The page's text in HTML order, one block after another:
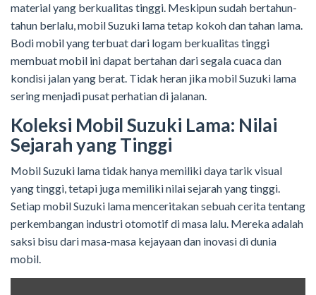
material yang berkualitas tinggi. Meskipun sudah bertahun-
tahun berlalu, mobil Suzuki lama tetap kokoh dan tahan lama.
Bodi mobil yang terbuat dari logam berkualitas tinggi
membuat mobil ini dapat bertahan dari segala cuaca dan
kondisi jalan yang berat. Tidak heran jika mobil Suzuki lama
sering menjadi pusat perhatian di jalanan.
Koleksi Mobil Suzuki Lama: Nilai
Sejarah yang Tinggi
Mobil Suzuki lama tidak hanya memiliki daya tarik visual
yang tinggi, tetapi juga memiliki nilai sejarah yang tinggi.
Setiap mobil Suzuki lama menceritakan sebuah cerita tentang
perkembangan industri otomotif di masa lalu. Mereka adalah
saksi bisu dari masa-masa kejayaan dan inovasi di dunia
mobil.